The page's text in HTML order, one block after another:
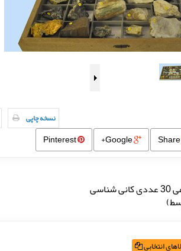
نسخه چاپی
Share
Google+
Pinterest
انتخابی